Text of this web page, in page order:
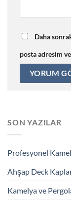
Daha
posta adresim
SON YAZILAR
Profesyonel
Ahşap Deck
Kamelya ve